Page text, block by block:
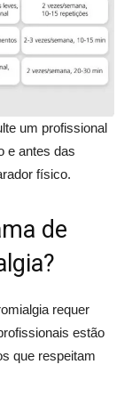
um profissional
e antes das
físico.
de
requer
estão
que respeitam